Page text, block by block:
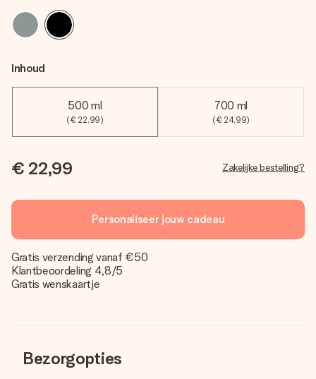
Inhoud
500 ml
(€ 22,99)
700 ml
(€ 24,99)
€ 22,99 Zakelijke bestelling?
Personaliseer jouw cadeau
Gratis verzending vanaf €50
Klantbeoordeling 4,8/5
Gratis wenskaartje
Bezorgopties